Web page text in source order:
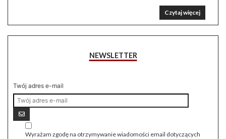
Czytaj więcej
NEWSLETTER
Twój adres e-mail
Wyrażam zgodę na otrzymywanie wiadomości email dotyczących